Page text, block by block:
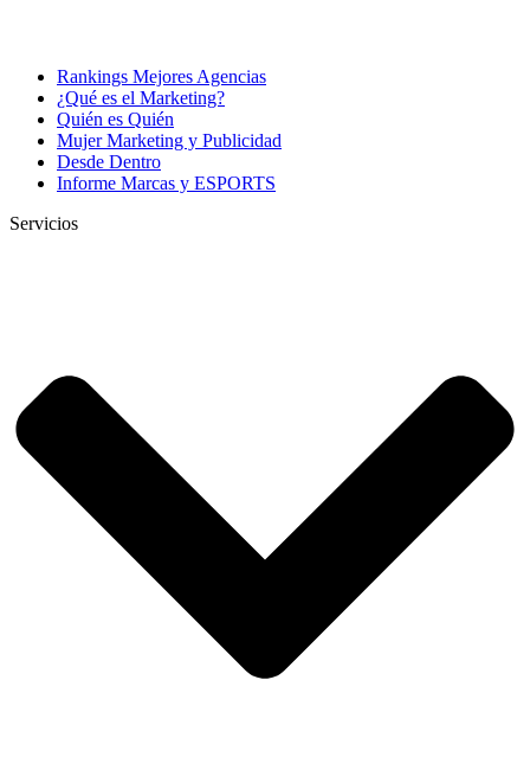
Rankings Mejores Agencias
¿Qué es el Marketing?
Quién es Quién
Mujer Marketing y Publicidad
Desde Dentro
Informe Marcas y ESPORTS
Servicios